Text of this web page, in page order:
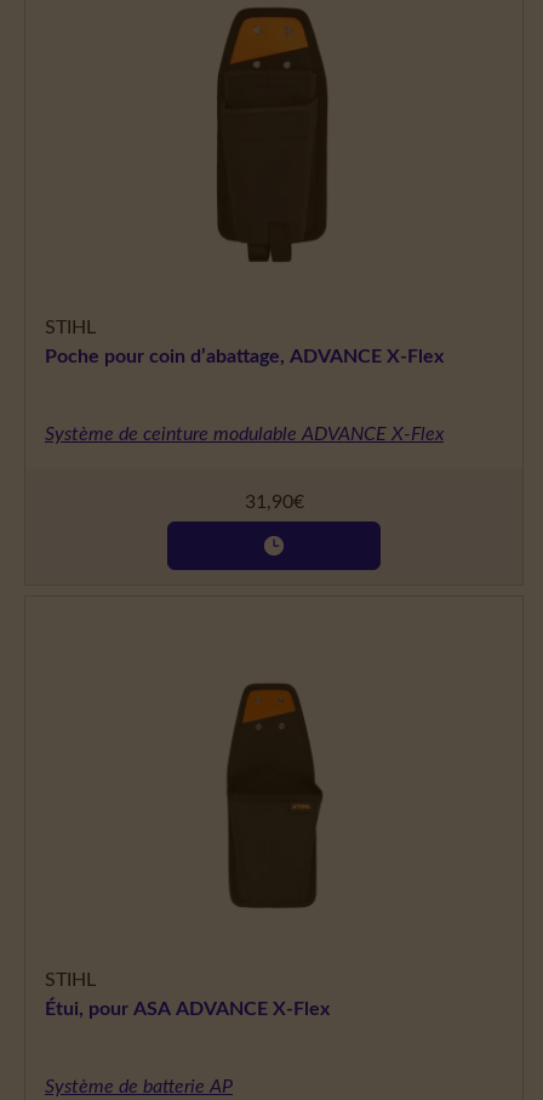
STIHL
Poche pour coin d’abattage, ADVANCE X-Flex
Système de ceinture modulable ADVANCE X-Flex
31,90€
STIHL
Étui, pour ASA ADVANCE X-Flex
Système de batterie AP